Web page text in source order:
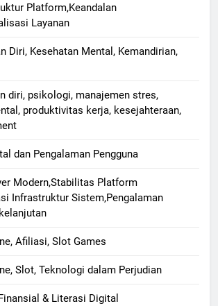
Platform,Keandalan
Layanan
Diri, Kesehatan Mental, Kemandirian,
diri, psikologi, manajemen stres,
produktivitas kerja, kesejahteraan,
dan Pengalaman Pengguna
Modern,Stabilitas Platform
Infrastruktur Sistem,Pengalaman
Afiliasi, Slot Games
Slot, Teknologi dalam Perjudian
& Literasi Digital